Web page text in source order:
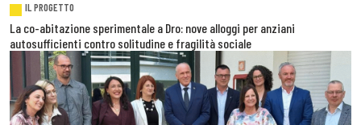
IL PROGETTO
La co-abitazione sperimentale a Dro: nove alloggi per anziani
autosufficienti contro solitudine e fragilità sociale